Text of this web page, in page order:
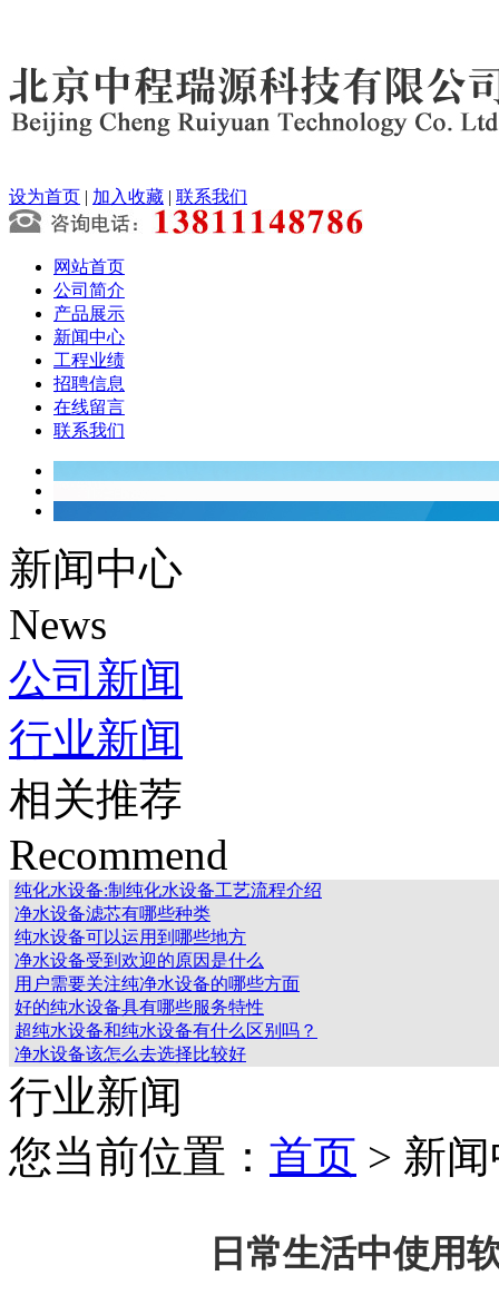
设为首页 | 加入收藏 | 联系我们
网站首页
公司简介
产品展示
新闻中心
工程业绩
招聘信息
在线留言
联系我们
新闻中心
News
公司新闻
行业新闻
相关推荐
Recommend
纯化水设备:制纯化水设备工艺流程介绍
净水设备滤芯有哪些种类
纯水设备可以运用到哪些地方
净水设备受到欢迎的原因是什么
用户需要关注纯净水设备的哪些方面
好的纯水设备具有哪些服务特性
超纯水设备和纯水设备有什么区别吗？
净水设备该怎么去选择比较好
行业新闻
您当前位置： 首页 > 新
日常生活中使用